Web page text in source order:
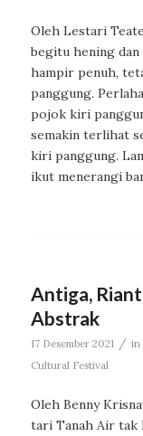
Oleh Lestari
begitu hening
hampir penuh,
panggung.
pojok kiri
semakin terlihat
kiri panggung.
ikut menerangi
Antiga,
Abstrak
17 Desember 2021 / in
Cultural Festival
Oleh Benny
tari Tanah Air tak